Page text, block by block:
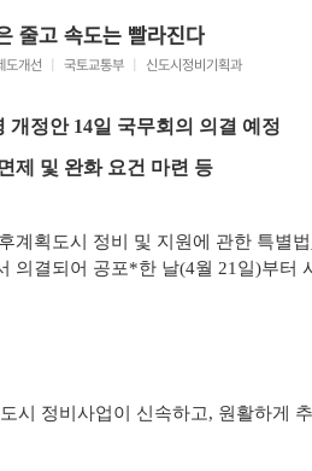
환경
관광
문화
자료실
줄고 속도는 빨라진다
도개선 국토교통부 신도시정비기획과
개정안 14일 국무회의 의결 예정
제 및 완화 요건 마련 등
계획도시 정비 및 지원에 관한 특별
의결되어 공포*한 날(4월 21일)부터
시 정비사업이 신속하고, 원활하게